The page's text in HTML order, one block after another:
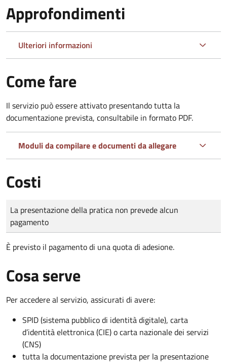
Approfondimenti
Ulteriori informazioni
Come fare
Il servizio può essere attivato presentando tutta la
documentazione prevista, consultabile in formato PDF.
Moduli da compilare e documenti da allegare
Costi
Tipo di pagamento
Importo
La presentazione della pratica non prevede alcun
pagamento
È previsto il pagamento di una quota di adesione.
Cosa serve
Per accedere al servizio, assicurati di avere:
SPID (sistema pubblico di identità digitale), carta
d’identità elettronica (CIE) o carta nazionale dei servizi
(CNS)
tutta la documentazione prevista per la presentazione